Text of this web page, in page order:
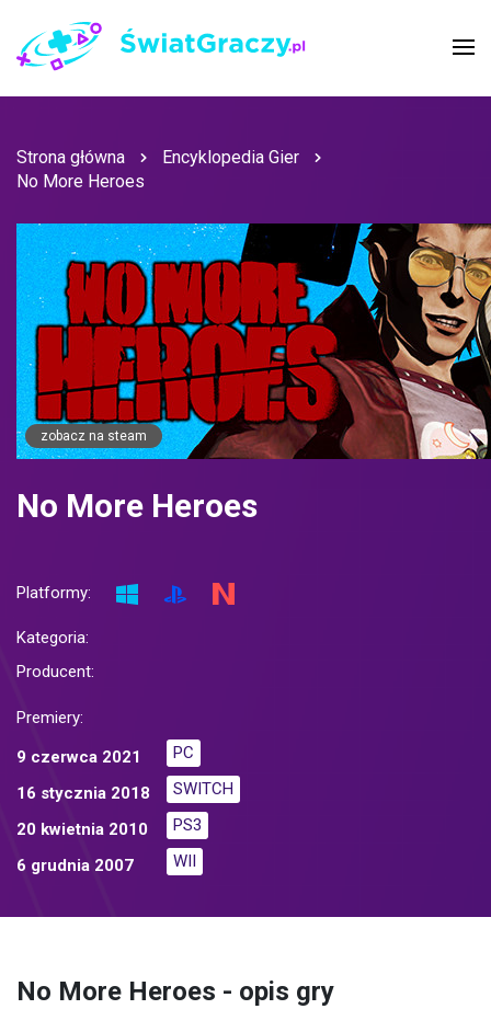
Strona główna
Encyklopedia Gier
No More Heroes
zobacz na steam
No More Heroes
Platformy:
Kategoria:
Producent:
Premiery:
9 czerwca 2021
PC
16 stycznia 2018 SWITCH
20 kwietnia 2010 PS3
6 grudnia 2007 WII
No More Heroes - opis gry